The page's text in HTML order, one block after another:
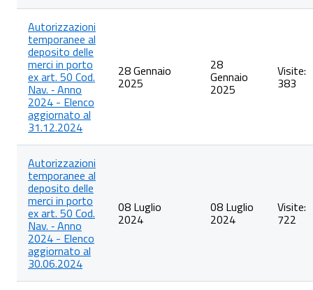
Autorizzazioni
temporanee al
deposito delle
merci in porto
ex art. 50 Cod.
Nav. ‐ Anno
2024 - Elenco
aggiornato al
31.12.2024
28 Gennaio
2025
28
Gennaio
2025
Visite:
383
Autorizzazioni
temporanee al
deposito delle
merci in porto
ex art. 50 Cod.
Nav. ‐ Anno
2024 - Elenco
aggiornato al
30.06.2024
08 Luglio
2024
08 Luglio
2024
Visite:
722